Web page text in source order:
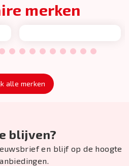
merken
7 8 9 10 11 12 13 14 15 16
alle merken
blijven?
en blijf op de hoogte